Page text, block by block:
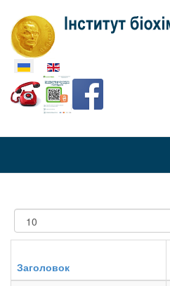
Оберіть свою мову
Показувати
Заголовок